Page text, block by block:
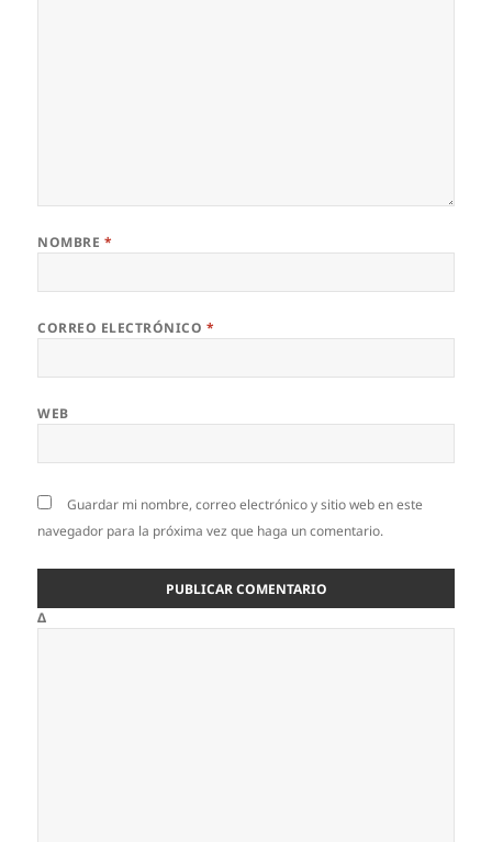
NOMBRE *
CORREO ELECTRÓNICO *
WEB
Guardar mi nombre, correo electrónico y sitio web en este
navegador para la próxima vez que haga un comentario.
Δ